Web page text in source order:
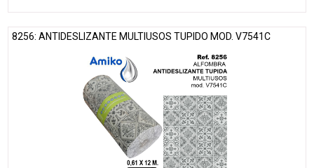
8256: ANTIDESLIZANTE MULTIUSOS TUPIDO MOD. V7541C